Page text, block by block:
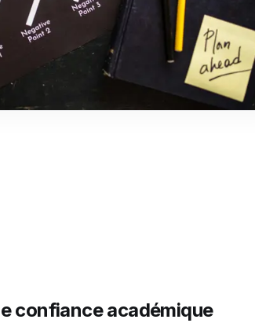
confiance académique